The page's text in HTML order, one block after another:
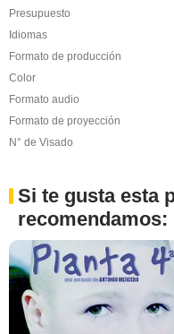
Presupuesto
Idiomas
Formato de producción
Color
Formato audio
Formato de proyección
N° de Visado
Si te gusta esta
recomendamos: